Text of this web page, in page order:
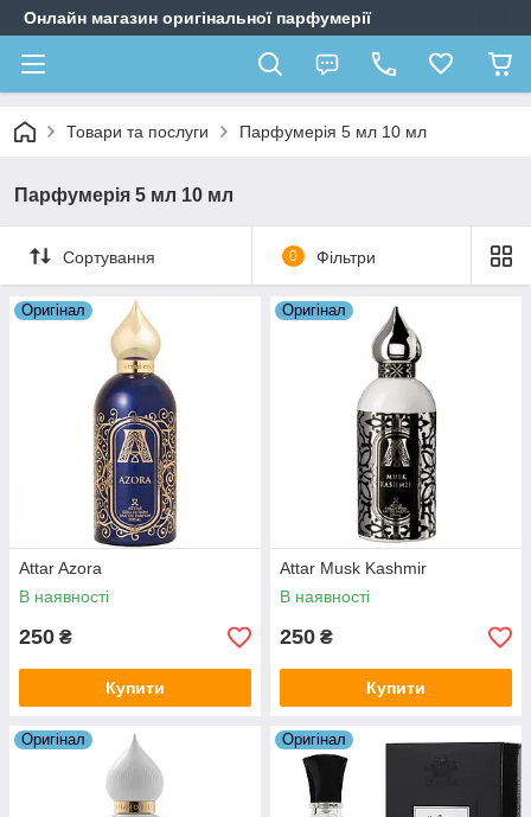
Онлайн магазин оригінальної парфумерії
Товари та послуги Парфумерія 5 мл 10 мл
Парфумерія 5 мл 10 мл
Сортування 0 Фільтри
Оригiнал
Attar Azora
В наявності
250 ₴
Купити
Оригiнал
Attar Musk Kashmir
В наявності
250 ₴
Купити
Оригiнал Оригiнал